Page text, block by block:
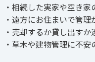
・相続した実家や空き家
・遠方にお住まいで管理
・売却するか貸し出すか
・草木や建物管理に不安